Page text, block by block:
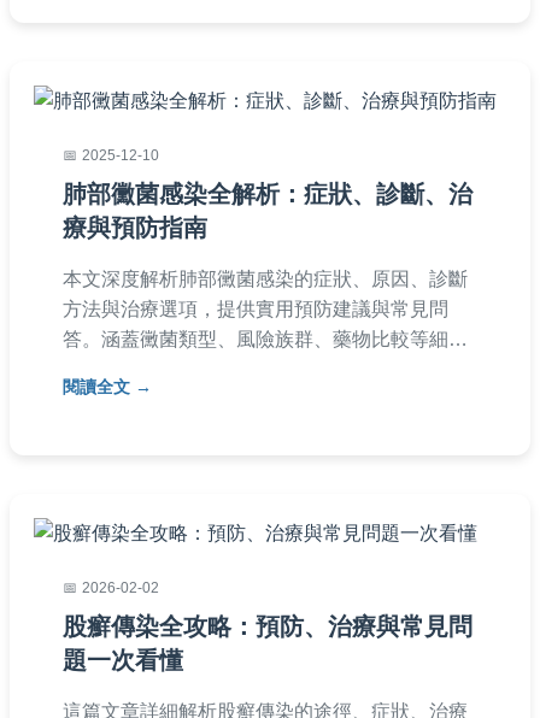
2025-12-10
肺部黴菌感染全解析：症狀、診斷、治
療與預防指南
本文深度解析肺部黴菌感染的症狀、原因、診斷
方法與治療選項，提供實用預防建議與常見問
答。涵蓋黴菌類型、風險族群、藥物比較等細
健康決策。內容基於醫學知識，避免AI虛構資
閱讀全文
2026-02-02
股癬傳染全攻略：預防、治療與常見問
題一次看懂
這篇文章詳細解析股癬傳染的途徑、症狀、治療